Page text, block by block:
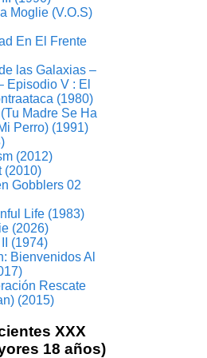
Moglie (V.O.S)
En El Frente
las Galaxias –
Episodio V : El
(1980)
Madre Se Ha
Perro) (1991)
(2012)
(2010)
Gobblers 02
Life (1983)
(2026)
(1974)
Bienvenidos Al
Rescate
(2015)
XXX
18 años)